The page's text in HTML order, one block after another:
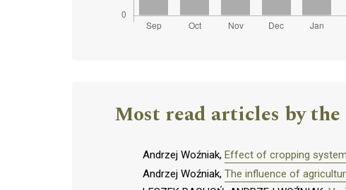
Most read articles by the
Andrzej Woźniak, Effect of cropping
Andrzej Woźniak, The influence of